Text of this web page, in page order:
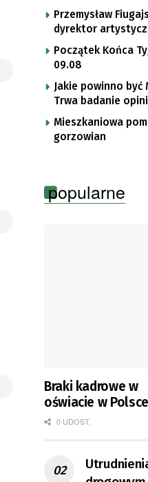
Przemysław
dyrektor
Gorzowskiej
Początek Końca
09.08
Jakie powinno być
Trwa badanie
Mieszkaniowa
gorzowian
popularne
Braki kadrowe w
oświacie w
jest w Gorzowie?
0 UDOST.